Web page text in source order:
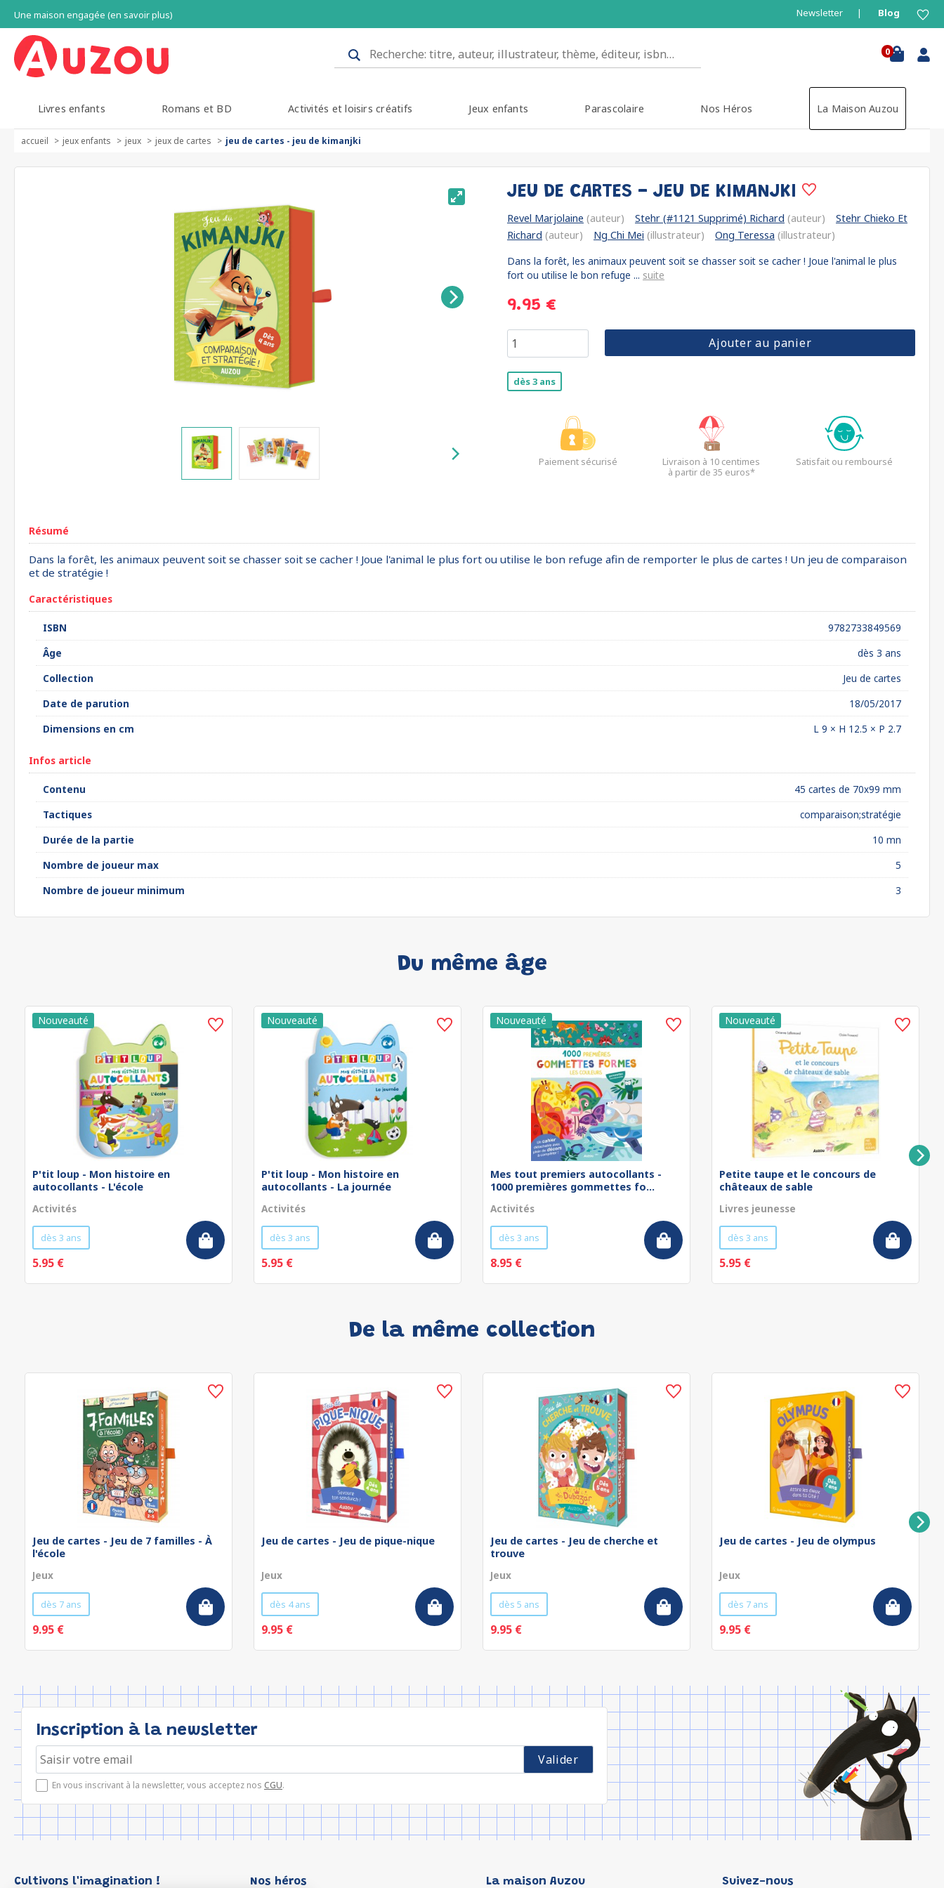
Une maison engagée (en savoir plus) Newsletter Blog
0
Livres enfants Romans et BD Activités et loisirs créatifs Jeux enfants Parascolaire Nos Héros La Maison Auzou
accueil jeux enfants jeux jeux de cartes jeu de cartes - jeu de kimanjki
JEU DE CARTES - JEU DE KIMANJKI
Revel Marjolaine (auteur) Stehr (#1121 Supprimé) Richard (auteur)
Stehr Chieko Et
Richard (auteur) Ng Chi Mei (illustrateur) Ong Teressa (illustrateur)
Dans la forêt, les animaux peuvent soit se chasser soit se cacher ! Joue l'animal le plus
fort ou utilise le bon refuge ... suite
9.95 €
Ajouter au panier
dès 3 ans
Paiement sécurisé
Livraison à 10 centimes
à partir de 35 euros*
Satisfait ou remboursé
Résumé
Dans la forêt, les animaux peuvent soit se chasser soit se cacher ! Joue l'animal le plus fort ou utilise le bon refuge afin de remporter le plus de cartes ! Un jeu de comparaison
et de stratégie !
Caractéristiques
ISBN
9782733849569
Âge
dès 3 ans
Collection
Jeu de cartes
Date de parution
18/05/2017
Dimensions en cm
L 9 × H 12.5 × P 2.7
Infos article
Contenu
45 cartes de 70x99 mm
Tactiques
comparaison;stratégie
Durée de la partie
10 mn
Nombre de joueur max
5
Nombre de joueur minimum
3
Du même âge
P'tit loup - Mon histoire en
autocollants - L'école
Activités
dès 3 ans
5.95 €
P'tit loup - Mon histoire en
autocollants - La journée
Activités
dès 3 ans
5.95 €
Mes tout premiers autocollants -
1000 premières gommettes fo...
Activités
dès 3 ans
8.95 €
Petite taupe et le concours de
châteaux de sable
Livres jeunesse
dès 3 ans
5.95 €
De la même collection
Jeu de cartes - Jeu de 7 familles - À
l'école
Jeux
dès 7 ans
9.95 €
Jeu de cartes - Jeu de pique-nique
Jeux
dès 4 ans
9.95 €
Jeu de cartes - Jeu de cherche et
trouve
Jeux
dès 5 ans
9.95 €
Jeu de cartes - Jeu de olympus
Jeux
dès 7 ans
9.95 €
Inscription à la newsletter
En vous inscrivant à la newsletter, vous acceptez nos CGU.
Cultivons l'imagination ! Nos héros La maison Auzou Suivez-nous